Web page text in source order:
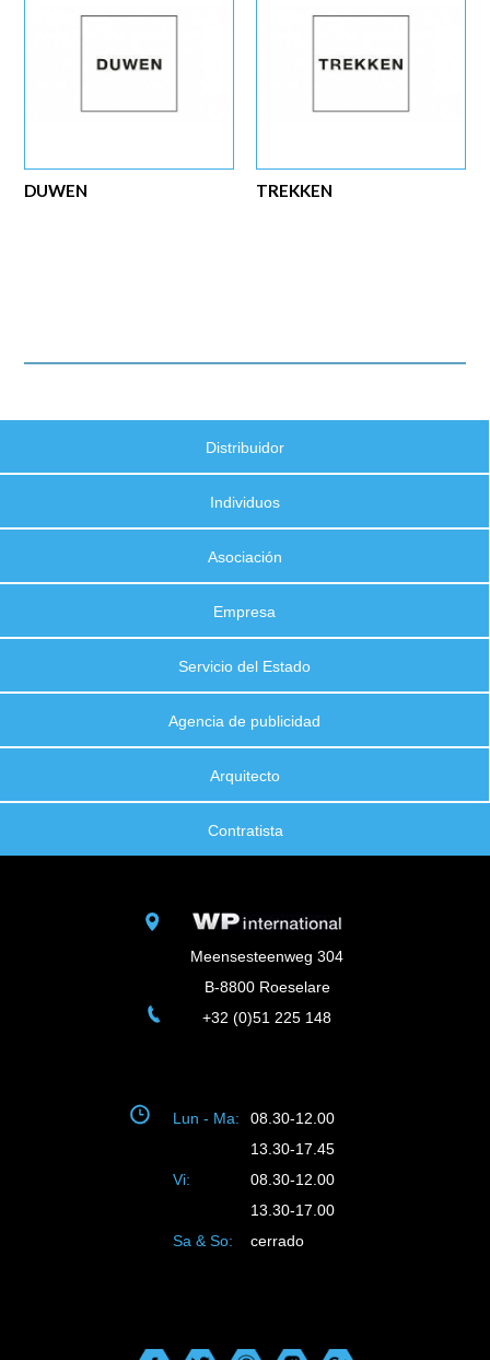
TREKKEN
DUWEN
Distribuidor
Individuos
Asociación
Empresa
Servicio del Estado
Agencia de publicidad
Arquitecto
Contratista
Meensesteenweg 304
B-8800 Roeselare
+32 (0)51 225 148
Lun - Ma:
08.30-12.00
13.30-17.45
Vi:
08.30-12.00
13.30-17.00
Sa & So:
cerrado